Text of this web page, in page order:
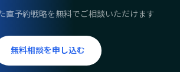
直予約戦略を無料でご相談いただけます
無料相談を申し込む